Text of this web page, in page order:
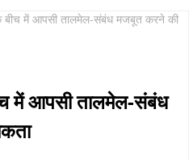
में आपसी तालमेल-संबंध मजबूत करने की
में आपसी तालमेल-संबंध